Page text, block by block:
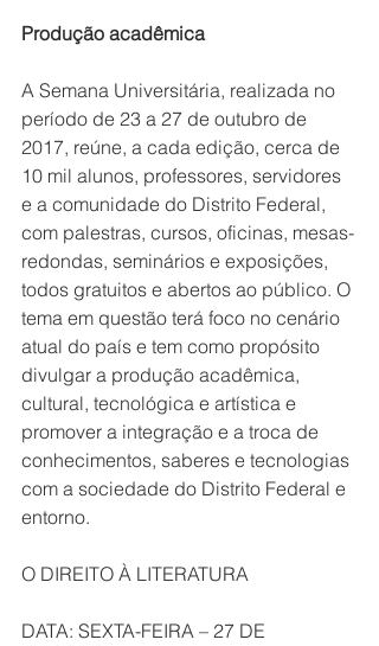
Produção acadêmica
A Semana Universitária, realizada no
período de 23 a 27 de outubro de
2017, reúne, a cada edição, cerca de
10 mil alunos, professores, servidores
e a comunidade do Distrito Federal,
com palestras, cursos, oficinas, mesas-
redondas, seminários e exposições,
todos gratuitos e abertos ao público. O
tema em questão terá foco no cenário
atual do país e tem como propósito
divulgar a produção acadêmica,
cultural, tecnológica e artística e
promover a integração e a troca de
conhecimentos, saberes e tecnologias
com a sociedade do Distrito Federal e
entorno.
O DIREITO À LITERATURA
DATA: SEXTA-FEIRA – 27 DE